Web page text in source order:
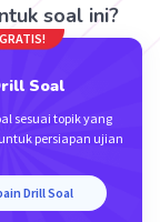
x=-14.soal ini?
Soal
sesuai topik yang
persiapan ujian
Drill Soal